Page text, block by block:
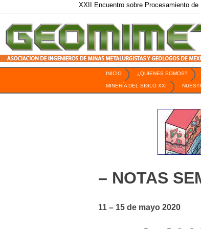
XXII Encuentro sobre Procesamiento de
INICIO ¿QUIENES SOMOS?
MINERÍA DEL SIGLO XXI
– NOTAS
11 – 15 de mayo 2020